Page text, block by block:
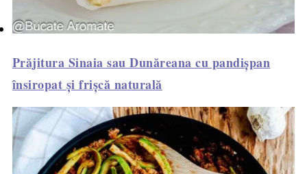
Prăjitura Sinaia sau Dunăreana cu pandișpan
însiropat și frișcă naturală